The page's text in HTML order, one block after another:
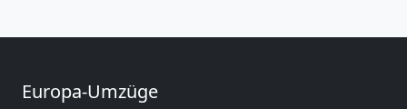
Europa-Umzüge